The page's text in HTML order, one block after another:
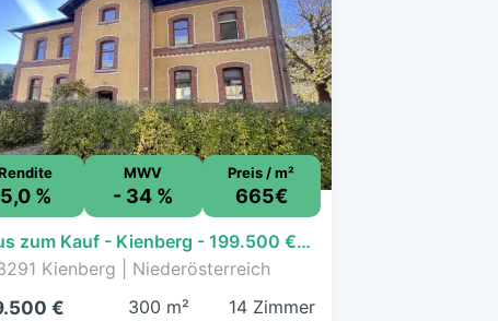
5,0 %
MWV
- 34 %
Preis / m²
665€
Haus zum Kauf - Kienberg - 199.500 € - 14 Zimmer, 300 m², 795 m² Grundstück
Kienberg | Niederösterreich
€
300 m² 14 Zimmer